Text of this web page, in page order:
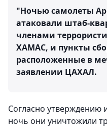
"Ночью самолеты
атаковали штаб-
членами
ХАМАС, и пункты
расположенные в
заявлении ЦАХАЛ.
Согласно утверждению
ночь они уничтожили